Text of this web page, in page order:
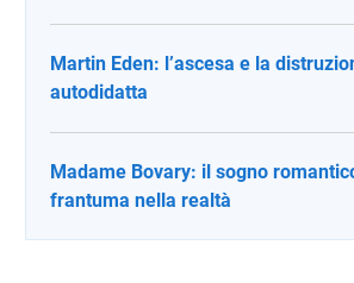
Martin Eden: l’ascesa e la
autodidatta
Madame Bovary: il sogno
frantuma nella realtà